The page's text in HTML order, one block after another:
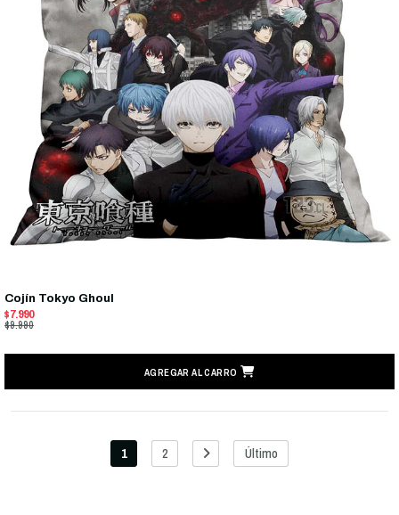
Cojín Tokyo Ghoul
$7.990
$9.990
AGREGAR AL CARRO
1 2 Último